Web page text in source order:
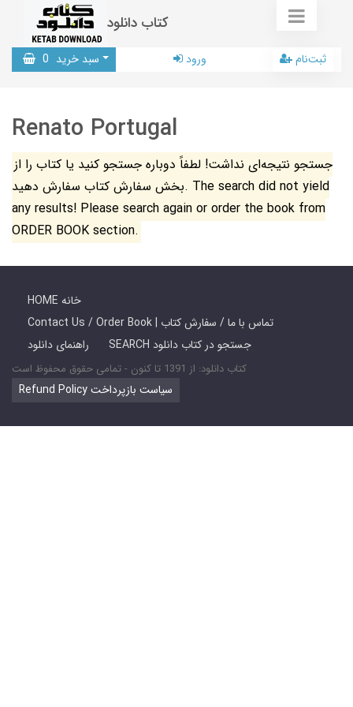
کتاب دانلود
سبد خرید 0 ورود ثبت‌نام
Renato Portugal
جستجو نتیجه‌ای نداشت! لطفاً دوباره جستجو کنید یا کتاب را از
بخش سفارش کتاب سفارش دهید. The search did not yield
any results! Please search again or order the book from
ORDER BOOK section.
HOME خانه
Contact Us / Order Book | تماس با ما / سفارش کتاب
راهنمای دانلود
SEARCH جستجو در کتاب دانلود
کتاب دانلود: از 1391 تا کنون - تمامی حقوق محفوظ است
Refund Policy سیاست بازپرداخت